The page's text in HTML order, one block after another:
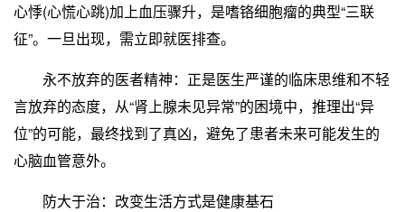
心悸(心慌心跳)加上血压骤升，是嗜铬细胞瘤的典型“三联
征”。一旦出现，需立即就医排查。
永不放弃的医者精神：正是医生严谨的临床思维和不轻
言放弃的态度，从“肾上腺未见异常”的困境中，推理出“异
位”的可能，最终找到了真凶，避免了患者未来可能发生的
心脑血管意外。
防大于治：改变生活方式是健康基石